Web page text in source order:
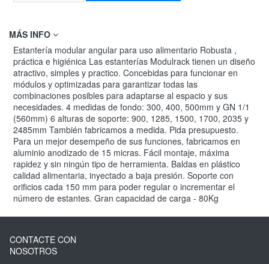
MÁS INFO
Estantería modular angular para uso alimentario Robusta ,
práctica e higiénica Las estanterías Modulrack tienen un diseño
atractivo, simples y practico. Concebidas para funcionar en
módulos y optimizadas para garantizar todas las
combinaciones posibles para adaptarse al espacio y sus
necesidades. 4 medidas de fondo: 300, 400, 500mm y GN 1/1
(560mm) 6 alturas de soporte: 900, 1285, 1500, 1700, 2035 y
2485mm También fabricamos a medida. Pida presupuesto.
Para un mejor desempeño de sus funciones, fabricamos en
aluminio anodizado de 15 micras. Fácil montaje, máxima
rapidez y sin ningún tipo de herramienta. Baldas en plástico
calidad alimentaria, inyectado a baja presión. Soporte con
orificios cada 150 mm para poder regular o incrementar el
número de estantes. Gran capacidad de carga - 80Kg
CONTACTE CON
NOSOTROS